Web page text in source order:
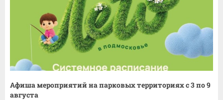
Афиша мероприятий на парковых территориях с 3 по 9
августа